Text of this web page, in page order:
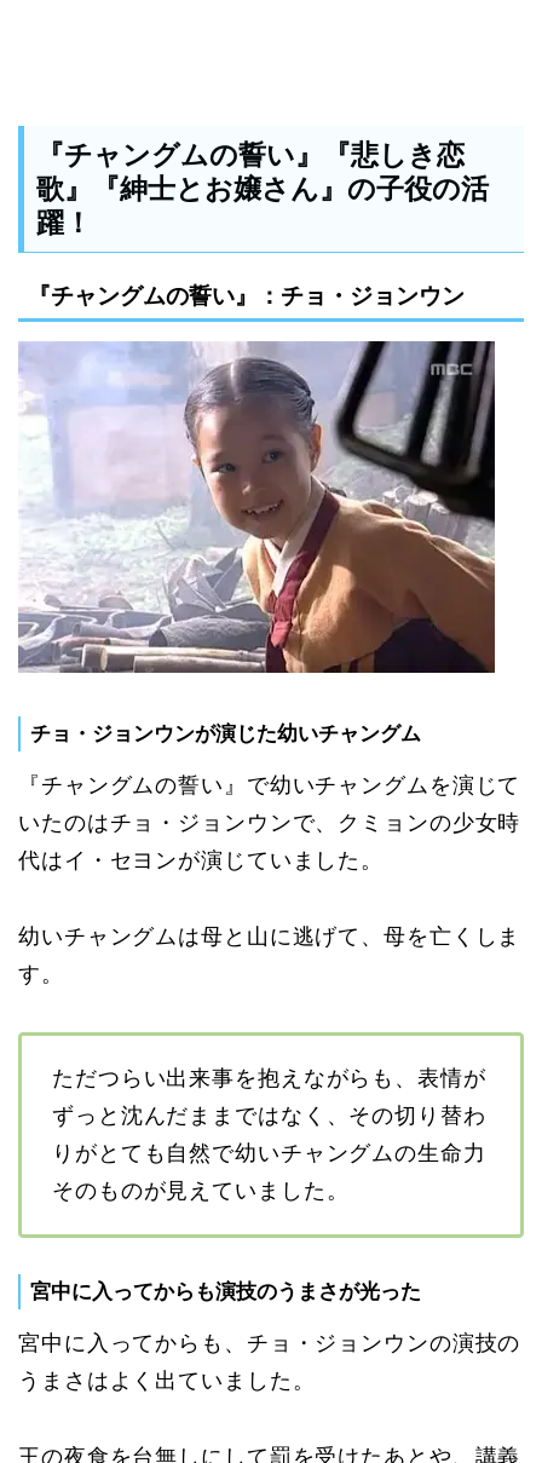
『チャングムの誓い』『悲しき恋
歌』『紳士とお嬢さん』の子役の活
躍！
『チャングムの誓い』：チョ・ジョンウン
チョ・ジョンウンが演じた幼いチャングム
『チャングムの誓い』で幼いチャングムを演じて
いたのはチョ・ジョンウンで、クミョンの少女時
代はイ・セヨンが演じていました。
幼いチャングムは母と山に逃げて、母を亡くしま
す。
ただつらい出来事を抱えながらも、表情が
ずっと沈んだままではなく、その切り替わ
りがとても自然で幼いチャングムの生命力
そのものが見えていました。
宮中に入ってからも演技のうまさが光った
宮中に入ってからも、チョ・ジョンウンの演技の
うまさはよく出ていました。
王の夜食を台無しにして罰を受けたあとや、講義